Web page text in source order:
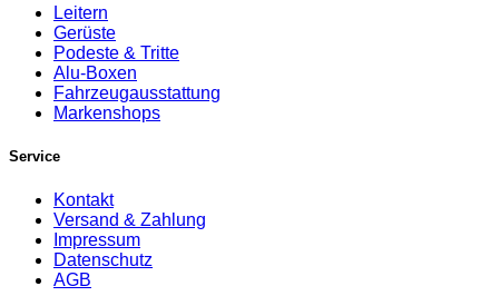
Leitern
Gerüste
Podeste & Tritte
Alu-Boxen
Fahrzeugausstattung
Markenshops
Service
Kontakt
Versand & Zahlung
Impressum
Datenschutz
AGB